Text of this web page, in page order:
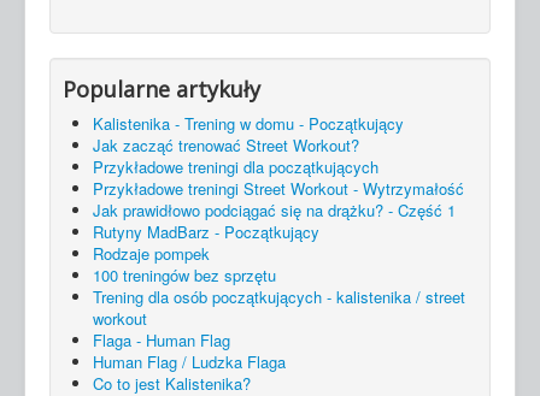
Popularne artykuły
Kalistenika - Trening w domu - Początkujący
Jak zacząć trenować Street Workout?
Przykładowe treningi dla początkujących
Przykładowe treningi Street Workout - Wytrzymałość
Jak prawidłowo podciągać się na drążku? - Część 1
Rutyny MadBarz - Początkujący
Rodzaje pompek
100 treningów bez sprzętu
Trening dla osób początkujących - kalistenika / street
workout
Flaga - Human Flag
Human Flag / Ludzka Flaga
Co to jest Kalistenika?